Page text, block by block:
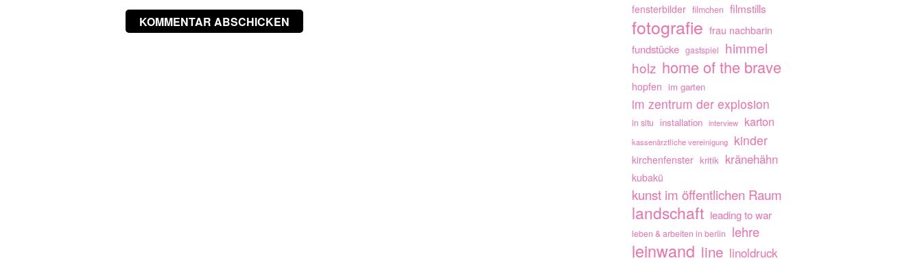
fensterbilder filmchen filmstills
fotografie frau nachbarin
fundstücke gastspiel
himmel
holz home of the brave
hopfen im garten
im zentrum der explosion
in situ installation interview karton
kassenärztliche vereinigung kinder
kirchenfenster kritik kränehähn
kubakü
kunst im öffentlichen Raum
landschaft leading to war
leben & arbeiten in berlin lehre
leinwand line linoldruck